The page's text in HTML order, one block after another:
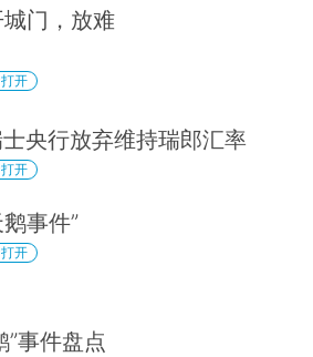
门，放难
开
央行放弃维持瑞郎汇率
开
事件”
开
”事件盘点